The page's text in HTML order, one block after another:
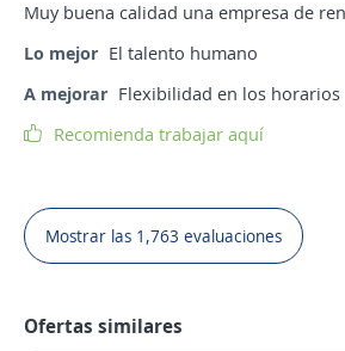
Muy buena calidad una empresa de
Lo mejor El talento humano
A mejorar Flexibilidad en los horarios
Recomienda trabajar aquí
Mostrar las 1,763 evaluaciones
Ofertas similares